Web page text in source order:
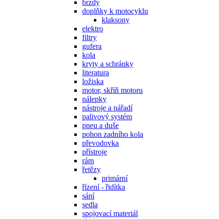
brzdy
doplňky k motocyklu
klaksony
elektro
filtry
gufera
kola
kryty a schránky
literatura
ložiska
motor, skříň motoru
nálepky
nástroje a nářadí
palivový systém
pneu a duše
pohon zadního kola
převodovka
přístroje
rám
řetězy
primární
řízení - řidítka
sání
sedla
spojovací materiál